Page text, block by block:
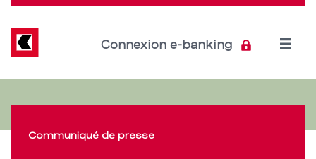
BCBE
Direkt
Inhalt
Connexion e-banking
Open
navigation
Communiqué de presse